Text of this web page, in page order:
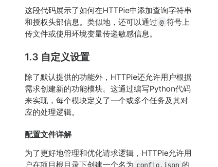
这段代码展示了如何在HTTPie中添加查询字符串
和授权头部信息。类似地，还可以通过 @ 符号上
传文件或使用环境变量传递敏感信息。
1.3 自定义设置
除了默认提供的功能外，HTTPie还允许用户根据
需求创建新的功能模块。这通过编写Python代码
来实现，每个模块定义了一个或多个任务及其对
应的处理逻辑。
配置文件详解
为了更好地管理和优化请求逻辑，HTTPie允许用
户在项目根目录下创建一个名为 config.json 的